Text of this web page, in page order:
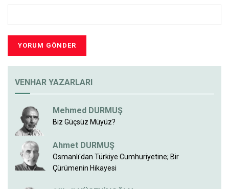
VENHAR YAZARLARI
Mehmed DURMUŞ
Biz Güçsüz Müyüz?
Ahmet DURMUŞ
Osmanlı'dan Türkiye Cumhuriyetine; Bir
Çürümenin Hikayesi